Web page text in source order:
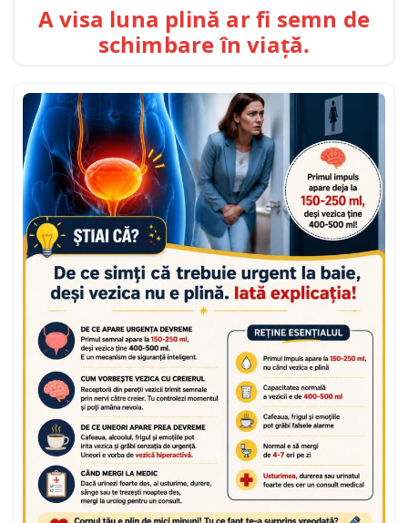
A visa luna plină ar fi semn de
schimbare în viață.